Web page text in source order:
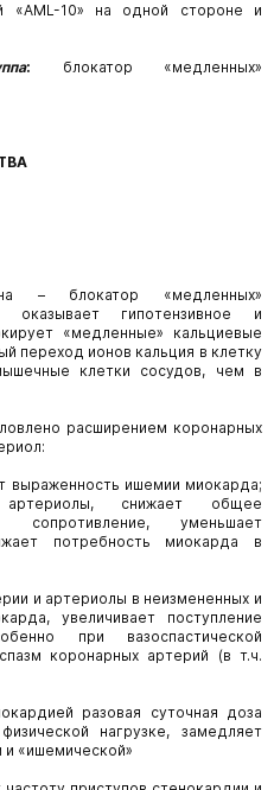
«AML-10» на одной стороне и
: блокатор
«медленных»
– блокатор «медленных»
оказывает гипотензивное и
«медленные» кальциевые
переход ионов кальция в клетку
клетки сосудов, чем в
расширением коронарных
ишемии миокарда;
артериолы, снижает общее
сопротивление, уменьшает
потребность миокарда в
и артериолы в неизмененных и
увеличивает поступление
при вазоспастической
коронарных артерий (в т.ч.
разовая суточная доза
нагрузке, замедляет
и «ишемической»